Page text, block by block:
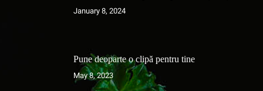
January 8, 2024
Pune deoparte o clipă pentru tine
May 8, 2023